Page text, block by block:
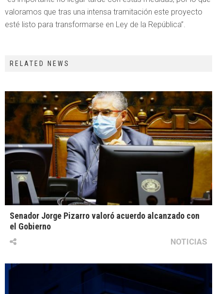
valoramos que tras una intensa tramitación este proyecto
esté listo para transformarse en Ley de la República”.
RELATED NEWS
Senador Jorge Pizarro valoró acuerdo alcanzado con
el Gobierno
NOTICIAS